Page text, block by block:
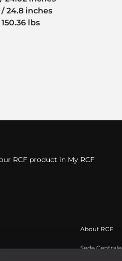
24.8 inches
lbs
RCF product in My RCF
About RCF
Sede Centrale